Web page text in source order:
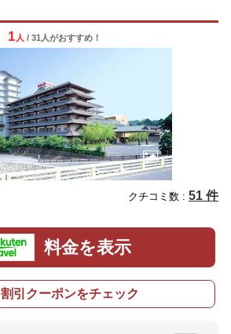
1 人 / 31人がおすすめ！
クチコミ数 : 51 件
料金を表示
割引クーポンをチェック